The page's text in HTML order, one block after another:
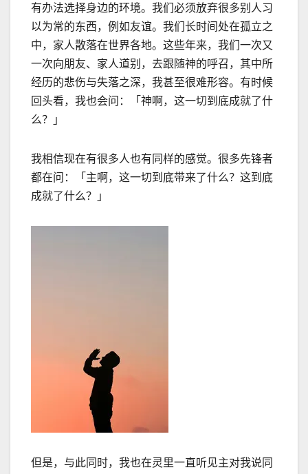
有办法选择身边的环境。我们必须放弃很多别人习
以为常的东西，例如友谊。我们长时间处在孤立之
中，家人散落在世界各地。这些年来，我们一次又
一次向朋友、家人道别，去跟随神的呼召，其中所
经历的悲伤与失落之深，我甚至很难形容。有时候
回头看，我也会问：「神啊，这一切到底成就了什
么？」
我相信现在有很多人也有同样的感觉。很多先锋者
都在问：「主啊，这一切到底带来了什么？这到底
成就了什么？」
但是，与此同时，我也在灵里一直听见主对我说同